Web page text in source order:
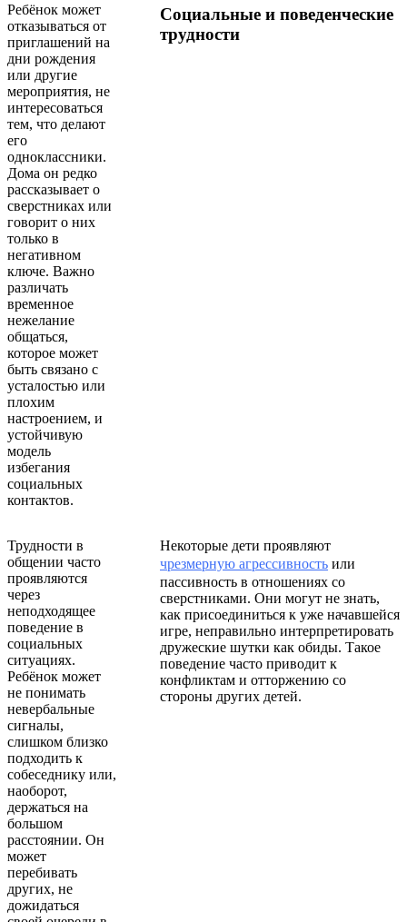
Ребёнок может
отказываться от
приглашений на
дни рождения
или другие
мероприятия, не
интересоваться
тем, что делают
его
одноклассники.
Дома он редко
рассказывает о
сверстниках или
говорит о них
только в
негативном
ключе. Важно
различать
временное
нежелание
общаться,
которое может
быть связано с
усталостью или
плохим
настроением, и
устойчивую
модель
избегания
социальных
контактов.
Социальные и поведенческие
трудности
Трудности в
общении часто
проявляются
через
неподходящее
поведение в
социальных
ситуациях.
Ребёнок может
не понимать
невербальные
сигналы,
слишком близко
подходить к
собеседнику или,
наоборот,
держаться на
большом
расстоянии. Он
может
перебивать
других, не
дожидаться
Некоторые дети проявляют
чрезмерную агрессивность или
пассивность в отношениях со
сверстниками. Они могут не знать,
как присоединиться к уже начавшейся
игре, неправильно интерпретировать
дружеские шутки как обиды. Такое
поведение часто приводит к
конфликтам и отторжению со
стороны других детей.